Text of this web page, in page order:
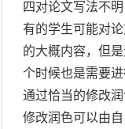
四对论文写法不
有的学生可能对
的大概内容，但
个时候也是需要进
通过恰当的修改
修改润色可以由